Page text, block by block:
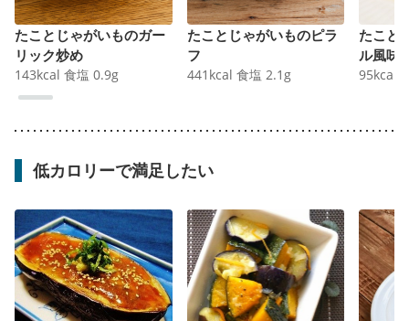
たことじゃがいものガー
リック炒め
143kcal 食塩 0.9g
たことじゃがいものピラ
フ
441 kcal 食塩 2.1 g
たこと
ル風味
95kcal
低カロリーで満足したい